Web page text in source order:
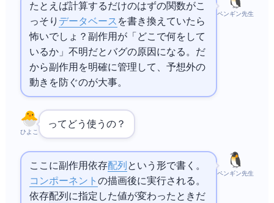
ペンギン先生
たとえば計算するだけのはずの関数がこ
っそり データベース を書き換えていたら
怖いでしょ？副作用が「どこで何をして
いるか」不明だとバグの原因になる。だ
から副作用を明確に管理して、予想外の
動きを防ぐのが大事。
ひよこ
useEffectってどう使うの？
ペンギン先生
useEffect(() => { ここに副作用 }, [依存配列 ]) という形で書く。
コンポーネント の描画後に実行される。
依存配列 に指定した値が変わったときだ